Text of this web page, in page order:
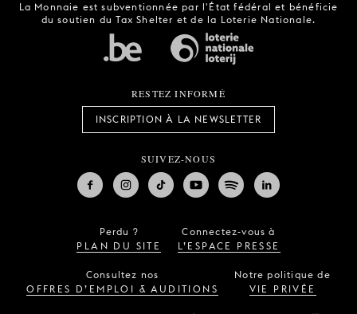
La Monnaie est subventionnée par l'État fédéral et bénéficie
du soutien du Tax Shelter et de la Loterie Nationale.
RESTEZ INFORMÉ
INSCRIPTION À LA NEWSLETTER
SUIVEZ-NOUS
Perdu ?
PLAN DU SITE
Connectez-vous à
L’ESPACE PRESSE
Consultez nos
OFFRES D’EMPLOI & AUDITIONS
Notre politique de
VIE PRIVÉE